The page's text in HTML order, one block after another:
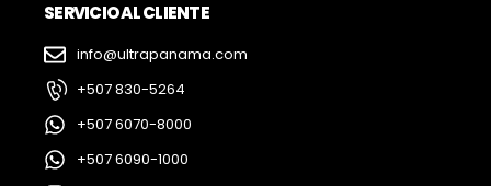
SERVICIO AL CLIENTE
info@ultrapanama.com
+507 830-5264
+507 6070-8000
+507 6090-1000